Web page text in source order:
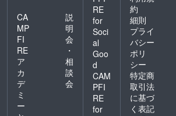
CA
MP
FI
RE
ア
カ
デ
ミ
ー
説
明
会
・
相
談
会
RE
for
Soci
al
Goo
d
CAM
PFI
RE
for
約
細則
プライ
バシー
ポリ
シー
特定商
取引法
に基づ
く表記